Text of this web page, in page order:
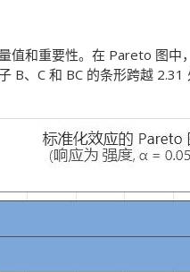
值和重要性。在 Pareto 图中
B、C 和 BC 的条形跨越